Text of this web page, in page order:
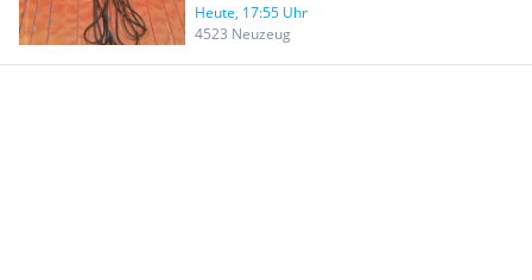
Heute, 17:55 Uhr
4523 Neuzeug